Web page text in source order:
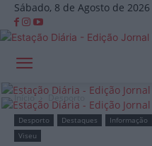
Sábado, 8 de Agosto de 2026
Início Desporto
Desporto Destaques Informação
Viseu